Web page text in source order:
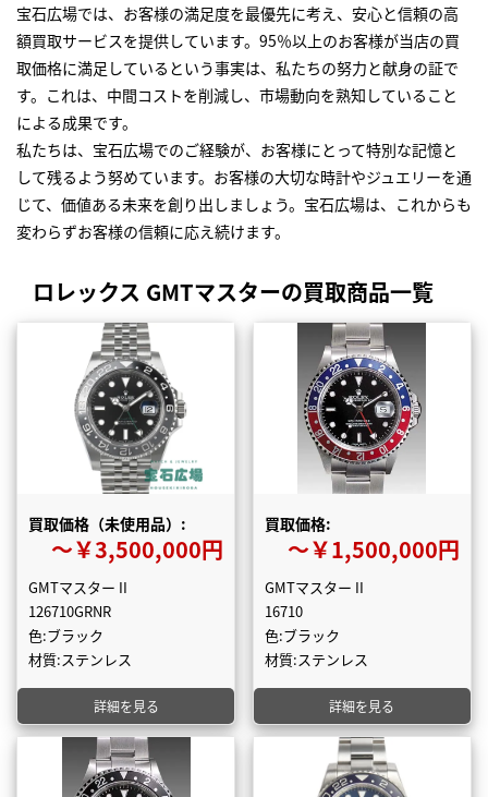
宝石広場では、お客様の満足度を最優先に考え、安心と信頼の高
額買取サービスを提供しています。95％以上のお客様が当店の買
取価格に満足しているという事実は、私たちの努力と献身の証で
す。これは、中間コストを削減し、市場動向を熟知していること
による成果です。
私たちは、宝石広場でのご経験が、お客様にとって特別な記憶と
して残るよう努めています。お客様の大切な時計やジュエリーを通
じて、価値ある未来を創り出しましょう。宝石広場は、これからも
変わらずお客様の信頼に応え続けます。
ロレックス GMTマスターの買取商品一覧
買取価格（未使用品）:
〜￥3,500,000円
GMTマスター II
126710GRNR
色:ブラック
材質:ステンレス
詳細を見る
買取価格:
〜￥1,500,000円
GMTマスター II
16710
色:ブラック
材質:ステンレス
詳細を見る